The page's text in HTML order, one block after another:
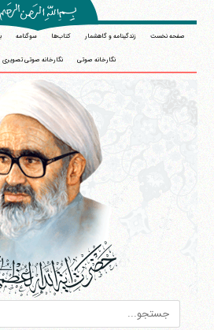
صفحه نخست زندگینامه و گاهشمار کتاب‌ها سوگنامه
نگارخانه صوتی نگارخانه صوتی تصویری